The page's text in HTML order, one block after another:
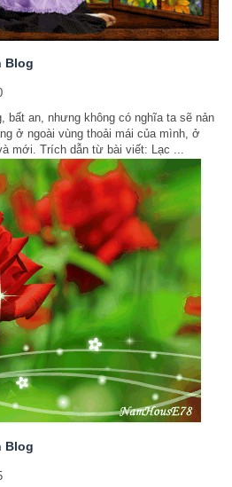
Blog
bất an, nhưng không có nghĩa ta sẽ nản
ở ngoài vùng thoải mái của mình, ở
mới. Trích dẫn từ bài viết: Lạc ...
Blog